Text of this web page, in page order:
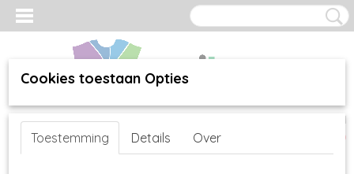
Inloggen Registreren
(0)
Cookies toestaan Opties
Toestemming Details Over